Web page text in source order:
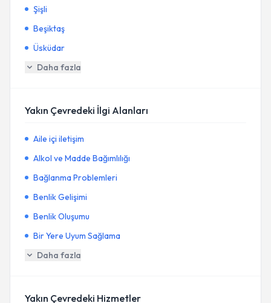
Şişli
Beşiktaş
Üsküdar
Daha fazla
Yakın Çevredeki İlgi Alanları
Aile içi iletişim
Alkol ve Madde Bağımlılığı
Bağlanma Problemleri
Benlik Gelişimi
Benlik Oluşumu
Bir Yere Uyum Sağlama
Daha fazla
Yakın Çevredeki Hizmetler